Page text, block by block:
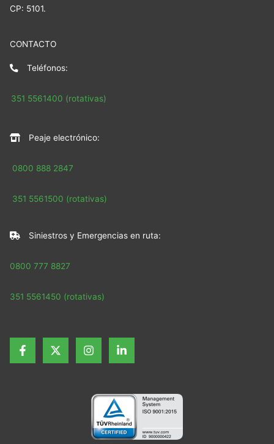
CP: 5101.
CONTACTO
Teléfonos:
351 5561400 (rotativas)
Peaje electrónico:
0800 888 2847
351 5561500 (rotativas)
Siniestros y Emergencias en ruta:
0800 777 8827
351 5561450 (rotativas)